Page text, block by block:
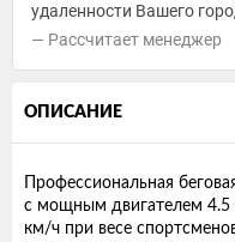
удаленности Вашего
Рассчитает менеджер
ОПИСАНИЕ
Профессиональная
с мощным двигателем 4.5
км/ч при весе